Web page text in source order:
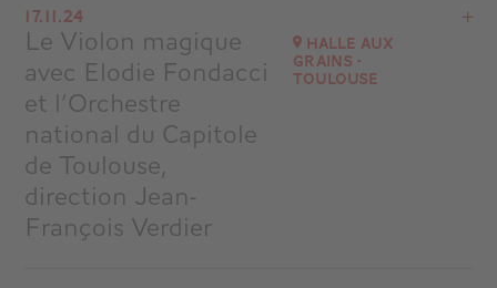
Saint-Mandé (94)
à20H30
Accéder au site
17.11.24
Le Violon magique
avec Elodie Fondacci
et l’Orchestre
national du Capitole
de Toulouse,
direction Jean-
François Verdier
Halle aux
Grains -
Toulouse